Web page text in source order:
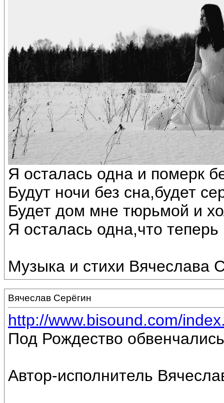
Я осталась одна и померк
Будут ночи без сна,будет
Будет дом мне тюрьмой и
Я осталась одна,что теперь
Музыка и стихи Вячеслава
Вячеслав Серёгин
http://www.bisound.com/
Под Рождество
Автор-исполнитель